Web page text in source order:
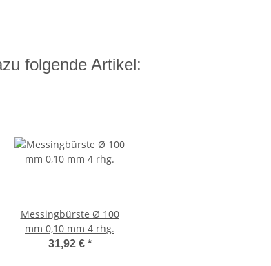
folgende Artikel:
Messingbürste Ø 100
mm 0,10 mm 4 rhg.
31,92 € *